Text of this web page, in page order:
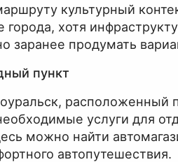
культурный
хотя
заранее продумать
пункт
расположенный
услуги для
можно найти
автопутешествия.